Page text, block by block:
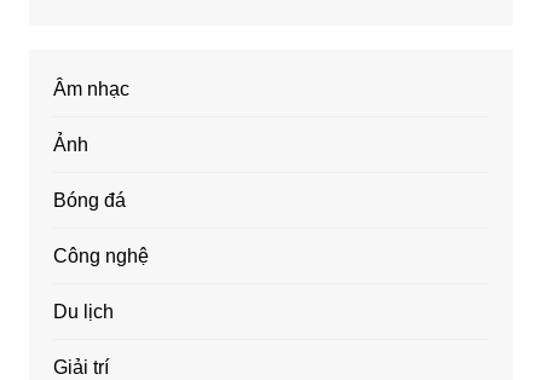
Âm nhạc
Ảnh
Bóng đá
Công nghệ
Du lịch
Giải trí